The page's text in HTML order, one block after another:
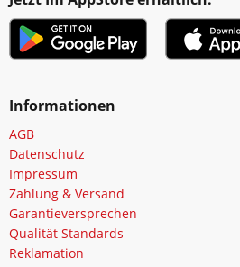
Informationen
AGB
Datenschutz
Impressum
Zahlung & Versand
Garantieversprechen
Qualität Standards
Reklamation